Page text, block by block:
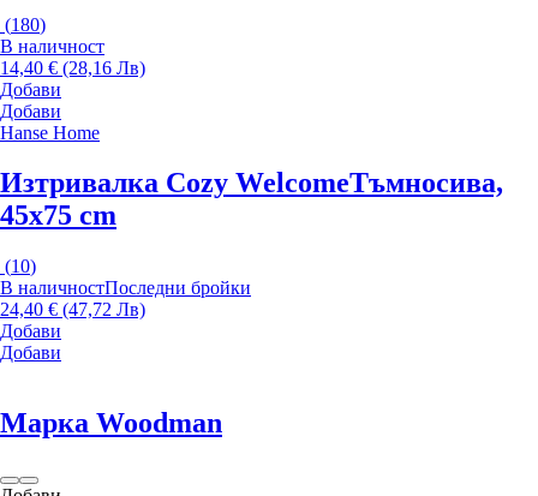
(180)
В наличност
14,40 € (28,16 Лв)
Добави
Добави
Hanse Home
Изтривалка Cozy WelcomeТъмносива,
45x75 cm
(10)
В наличностПоследни бройки
24,40 € (47,72 Лв)
Добави
Добави
Марка Woodman